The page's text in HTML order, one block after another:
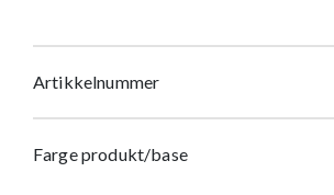
Artikkelnummer
Farge produkt/base